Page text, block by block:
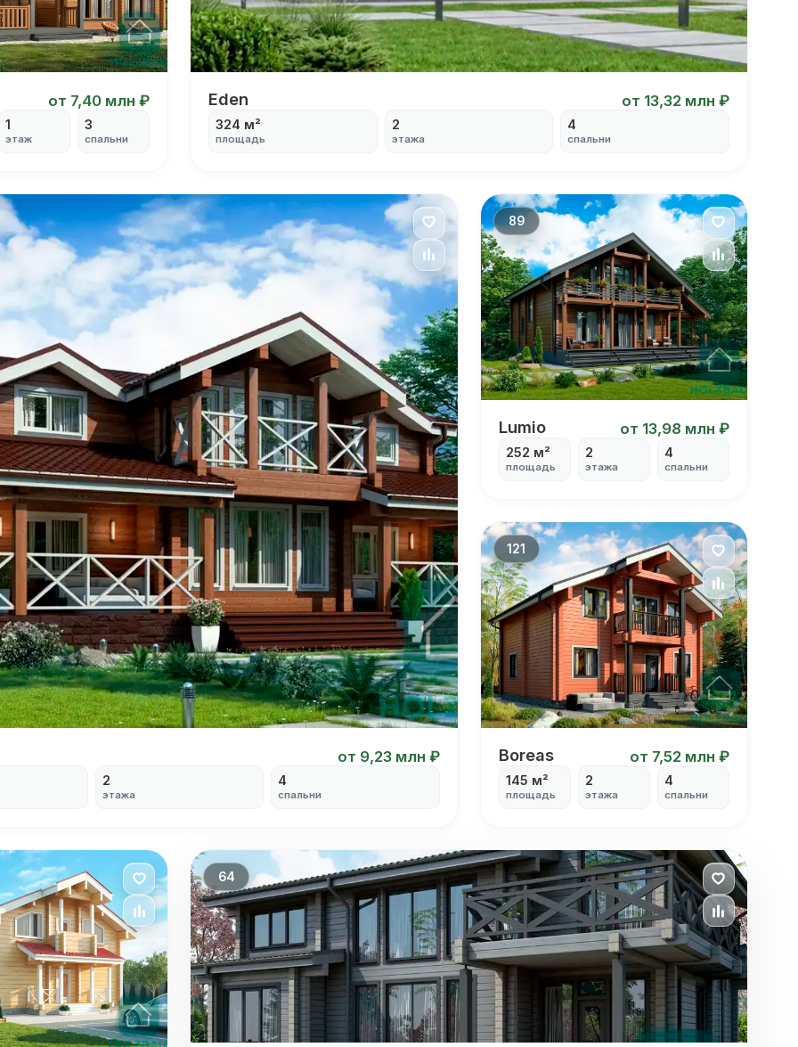
Я согласен наобработку персональных данных
Eden
Eden от 13,32 млн ₽
324 м²
площадь
2
этажа
4
спальни
от 7,40 млн ₽
1
этаж
3
спальни
от 9,23 млн ₽
2
этажа
4
спальни
89
Lumio
Lumio от 13,98 млн ₽
252 м²
площадь
2
этажа
4
спальни
121
Boreas
Boreas от 7,52 млн ₽
145 м²
площадь
2
этажа
4
спальни
64